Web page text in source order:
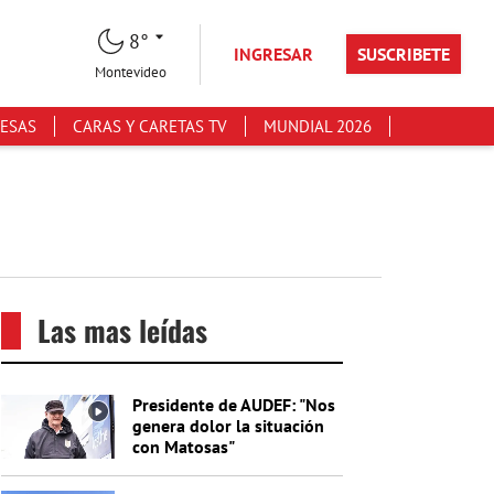
8°
Montevideo
INGRESAR SUSCRIBETE
CARAS Y CARETAS TV MUNDIAL 2026
Las mas leídas
Presidente de AUDEF: "Nos
genera dolor la situación
con Matosas"